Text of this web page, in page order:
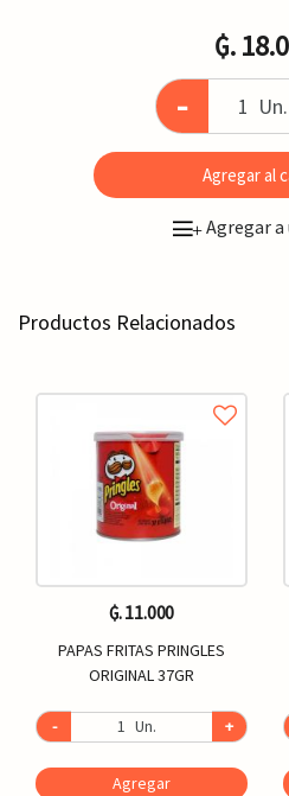
₲.
- Un.
Agregar al
+Agregar
Productos Relacionados
₲. 11.000
PAPAS FRITAS PRINGLES
ORIGINAL 37GR
- Un. +
Agregar